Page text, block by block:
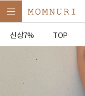
신상7% TOP